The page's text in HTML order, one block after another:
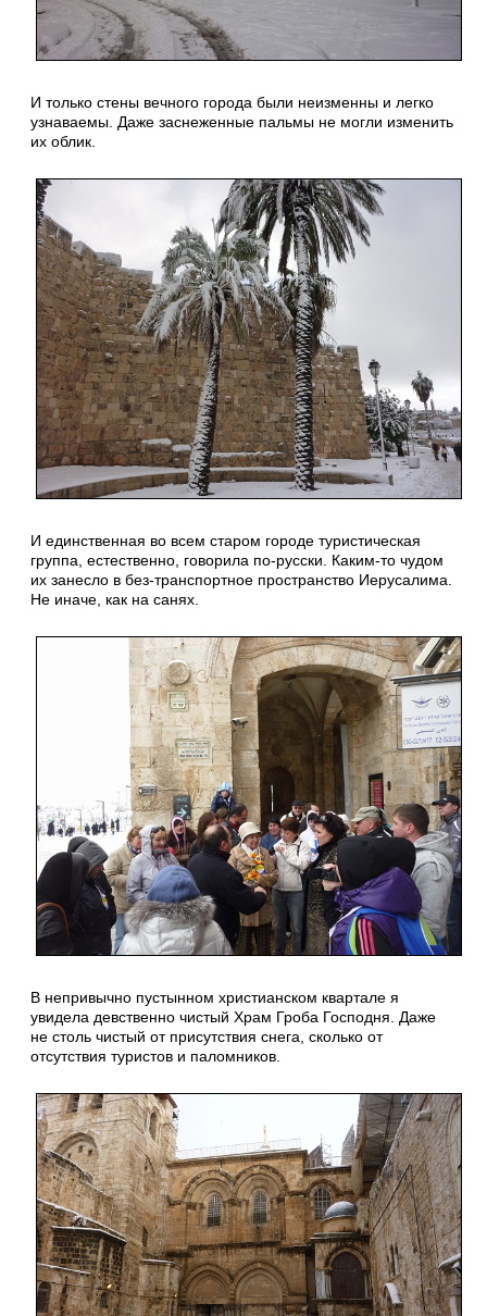
И только стены вечного города были неизменны и легко
узнаваемы. Даже заснеженные пальмы не могли изменить
их облик.
И единственная во всем старом городе туристическая
группа, естественно, говорила по-русски. Каким-то чудом
их занесло в без-транспортное пространство Иерусалима.
Не иначе, как на санях.
В непривычно пустынном христианском квартале я
увидела девственно чистый Храм Гроба Господня. Даже
не столь чистый от присутствия снега, сколько от
отсутствия туристов и паломников.